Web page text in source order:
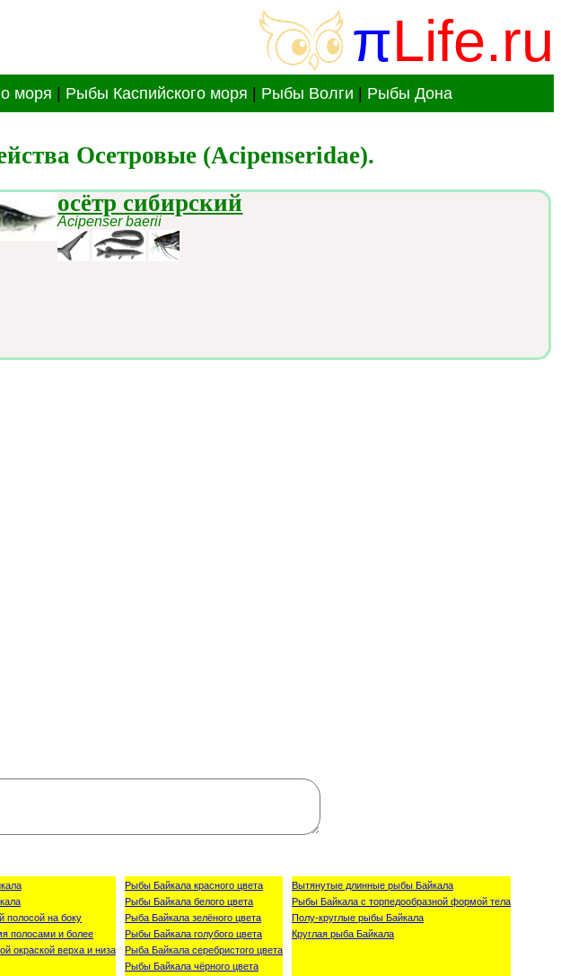
πLife.ru
моря Рыбы Каспийского моря Рыбы Волги Рыбы Дона
Осетровые (Acipenseridae).
осётр сибирский
Acipenser baerii
полосой на боку
полосами и более
окраской верха и низа
Рыбы Байкала красного цвета
Рыбы Байкала белого цвета
Рыба Байкала зелёного цвета
Рыбы Байкала голубого цвета
Рыба Байкала серебристого цвета
Рыбы Байкала чёрного цвета
Вытянутые длинные рыбы Байкала
Рыбы Байкала с торпедообразной формой тела
Полу-круглые рыбы Байкала
Круглая рыба Байкала